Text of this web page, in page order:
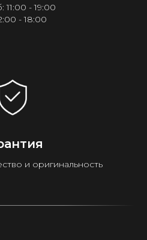
11:00 - 19:00
- 18:00
и оригинальность